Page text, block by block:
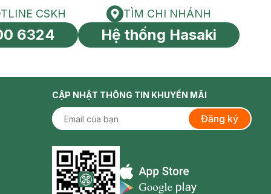
toàn cầu
HOTLINE CSKH
CSKH
6324
Tìm chi nhánh
TÌM CHI NHÁNH
Hệ thống Hasaki
CẬP NHẬT THÔNG TIN KHUYẾN MÃI
Đăng ký
Appstore icon